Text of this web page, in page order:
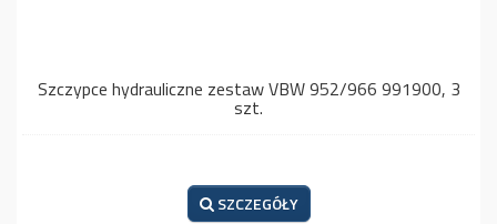
Szczypce hydrauliczne zestaw VBW 952/966 991900, 3
szt.
SZCZEGÓŁY